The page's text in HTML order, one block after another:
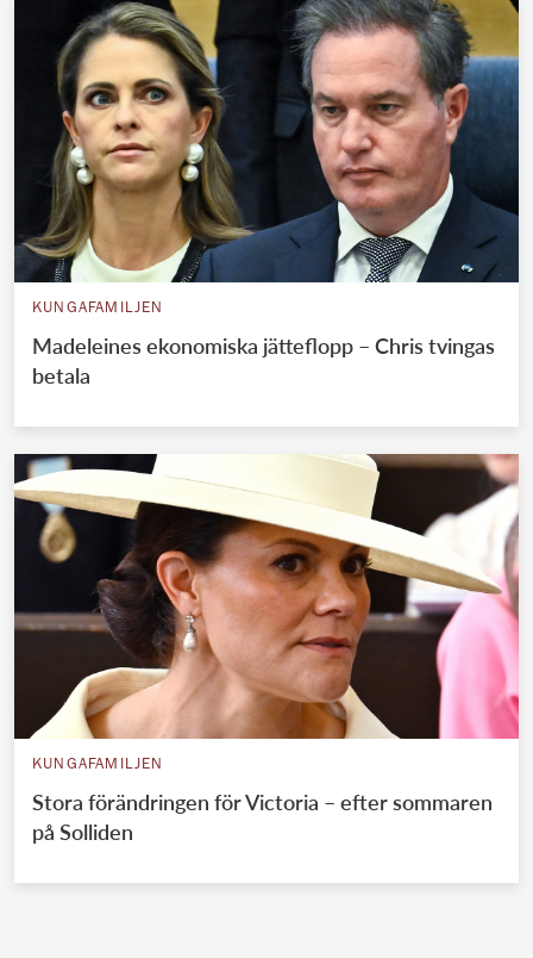
KUNGAFAMILJEN
Madeleines ekonomiska jätteflopp – Chris tvingas
betala
KUNGAFAMILJEN
Stora förändringen för Victoria – efter sommaren
på Solliden